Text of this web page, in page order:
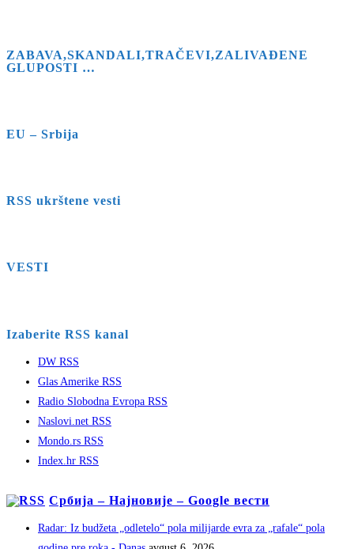
ZABAVA,SKANDALI,TRAČEVI,ZALIVAĐENE
GLUPOSTI …
EU – Srbija
RSS ukrštene vesti
VESTI
Izaberite RSS kanal
DW RSS
Glas Amerike RSS
Radio Slobodna Evropa RSS
Naslovi.net RSS
Mondo.rs RSS
Index.hr RSS
Србија – Најновије – Google вести
Radar: Iz budžeta „odletelo“ pola milijarde evra za „rafale“ pola